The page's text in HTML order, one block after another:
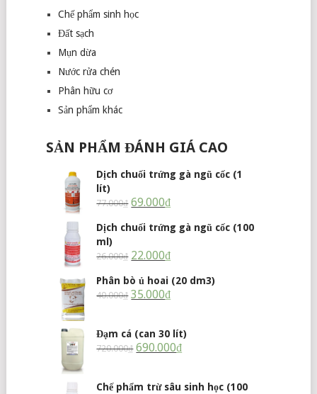
Chế phẩm sinh học
Đất sạch
Mụn dừa
Nước rửa chén
Phân hữu cơ
Sản phẩm khác
SẢN PHẨM ĐÁNH GIÁ CAO
Dịch chuối trứng gà ngũ cốc (1
lít)
77.000₫ 69.000₫
Dịch chuối trứng gà ngũ cốc (100
ml)
26.000₫ 22.000₫
Phân bò ủ hoai (20 dm3)
40.000₫ 35.000₫
Đạm cá (can 30 lít)
720.000₫ 690.000₫
Chế phẩm trừ sâu sinh học (100